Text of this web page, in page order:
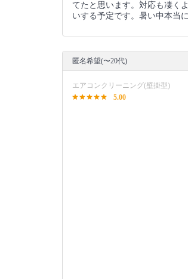
てたと思います。対応も凄く
いする予定です。暑い中本当
匿名希望(〜20代)
エアコンクリーニング(壁掛型)
5.00